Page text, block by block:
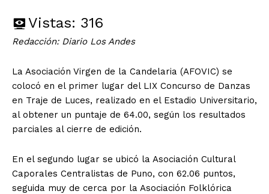
Vistas: 316
Redacción: Diario Los Andes
La Asociación Virgen de la Candelaria (AFOVIC) se
colocó en el primer lugar del LIX Concurso de Danzas
en Traje de Luces, realizado en el Estadio Universitario,
al obtener un puntaje de 64.00, según los resultados
parciales al cierre de edición.
En el segundo lugar se ubicó la Asociación Cultural
Caporales Centralistas de Puno, con 62.06 puntos,
seguida muy de cerca por la Asociación Folklórica